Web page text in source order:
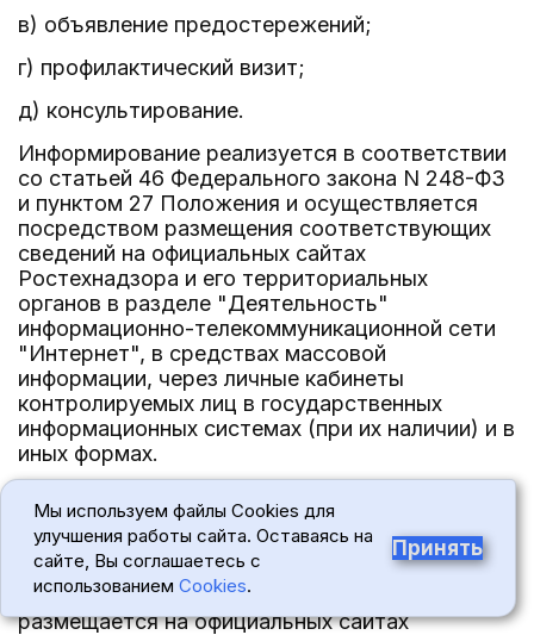
в) объявление предостережений;
г) профилактический визит;
д) консультирование.
Информирование реализуется в соответствии
со статьей 46 Федерального закона N 248-ФЗ
и пунктом 27 Положения и осуществляется
посредством размещения соответствующих
сведений на официальных сайтах
Ростехнадзора и его территориальных
органов в разделе "Деятельность"
информационно-телекоммуникационной сети
"Интернет", в средствах массовой
информации, через личные кабинеты
контролируемых лиц в государственных
информационных системах (при их наличии) и в
иных формах.
реализуется в соответствии со статьей 47
Федерального закона N 248-ФЗ, пунктом 28
Положения, пунктами 5 - 11 раздела III
приложения к приказу Ростехнадзора N 307 и
размещается на официальных сайтах
Мы используем файлы Cookies для
улучшения работы сайта. Оставаясь на
сайте, Вы соглашаетесь с
использованием Cookies.
Принять